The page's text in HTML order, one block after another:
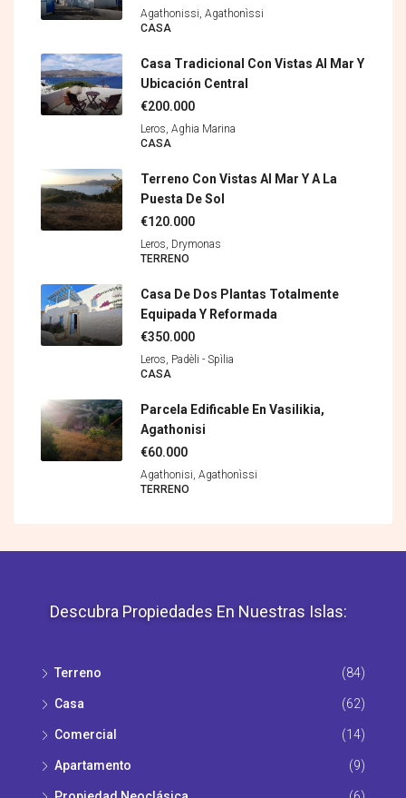
Agathonissi, Agathonìssi
CASA
Casa Tradicional Con Vistas Al Mar Y
Ubicación Central
€200.000
Leros, Aghia Marina
CASA
Terreno Con Vistas Al Mar Y A La
Puesta De Sol
€120.000
Leros, Drymonas
TERRENO
Casa De Dos Plantas Totalmente
Equipada Y Reformada
€350.000
Leros, Padèli - Spìlia
CASA
Parcela Edificable En Vasilikia,
Agathonisi
€60.000
Agathonisi, Agathonìssi
TERRENO
Descubra Propiedades En Nuestras Islas:
Terreno (84)
Casa (62)
Comercial (14)
Apartamento (9)